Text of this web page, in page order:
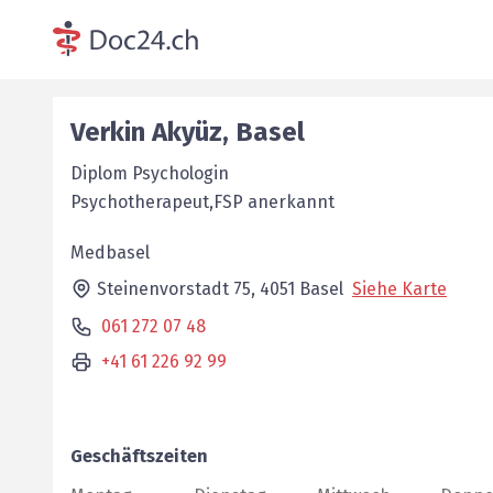
Verkin Akyüz, Basel
Diplom Psychologin
Psychotherapeut,FSP anerkannt
Medbasel
Steinenvorstadt 75, 4051 Basel Siehe Karte
061 272 07 48
+41 61 226 92 99
Geschäftszeiten